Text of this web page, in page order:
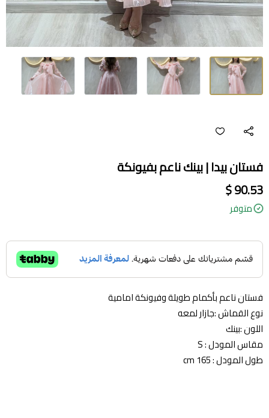
فستان بيدا | بينك ناعم بفيونكة
90.53 $
متوفر
فستان ناعم بأكمام طويلة وفيونكة امامية
نوع القماش :جازار لمعه
اللون :بينك
مقاس المودل : S
طول المودل : 165 cm